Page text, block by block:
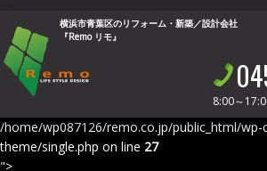
横浜市青葉区のリフォーム・新築／設計会社
『Remo リモ』
8:00～
/home/wp087126/remo.co.jp/public_html/
theme/single.php on line 27
">